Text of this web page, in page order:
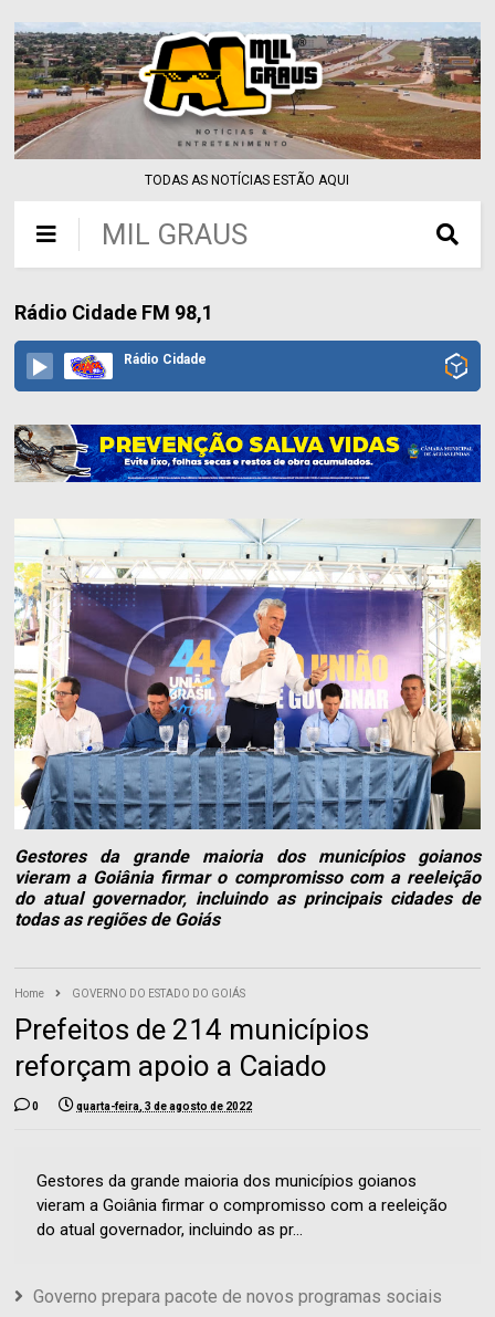
TODAS AS NOTÍCIAS ESTÃO AQUI
MIL GRAUS
Rádio Cidade FM 98,1
Rádio Cidade
Gestores da grande maioria dos municípios goianos
vieram a Goiânia firmar o compromisso com a reeleição
do atual governador, incluindo as principais cidades de
todas as regiões de Goiás
Home GOVERNO DO ESTADO DO GOIÁS
Prefeitos de 214 municípios
reforçam apoio a Caiado
0 quarta-feira, 3 de agosto de 2022
Gestores da grande maioria dos municípios goianos
vieram a Goiânia firmar o compromisso com a reeleição
do atual governador, incluindo as pr...
Governo prepara pacote de novos programas sociais